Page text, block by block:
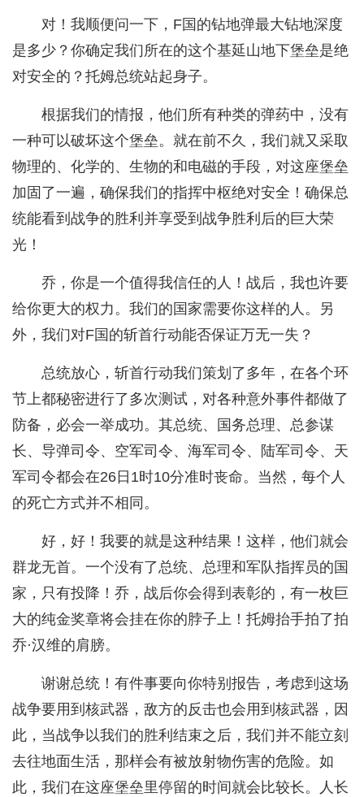
对！我顺便问一下，F国的钻地弹最大钻地深度
是多少？你确定我们所在的这个基延山地下堡垒是绝
对安全的？托姆总统站起身子。
根据我们的情报，他们所有种类的弹药中，没有
一种可以破坏这个堡垒。就在前不久，我们就又采取
物理的、化学的、生物的和电磁的手段，对这座堡垒
加固了一遍，确保我们的指挥中枢绝对安全！确保总
统能看到战争的胜利并享受到战争胜利后的巨大荣
光！
乔，你是一个值得我信任的人！战后，我也许要
给你更大的权力。我们的国家需要你这样的人。另
外，我们对F国的斩首行动能否保证万无一失？
总统放心，斩首行动我们策划了多年，在各个环
节上都秘密进行了多次测试，对各种意外事件都做了
防备，必会一举成功。其总统、国务总理、总参谋
长、导弹司令、空军司令、海军司令、陆军司令、天
军司令都会在26日1时10分准时丧命。当然，每个人
的死亡方式并不相同。
好，好！我要的就是这种结果！这样，他们就会
群龙无首。一个没有了总统、总理和军队指挥员的国
家，只有投降！乔，战后你会得到表彰的，有一枚巨
大的纯金奖章将会挂在你的脖子上！托姆抬手拍了拍
乔·汉维的肩膀。
谢谢总统！有件事要向你特别报告，考虑到这场
战争要用到核武器，敌方的反击也会用到核武器，因
此，当战争以我们的胜利结束之后，我们并不能立刻
去往地面生活，那样会有被放射物伤害的危险。如
此，我们在这座堡垒里停留的时间就会比较长。人长